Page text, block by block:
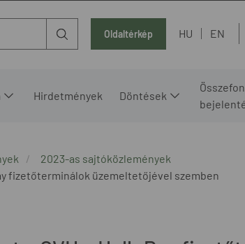
Oldaltérkép HU EN
Hirdetmények Döntések
2023-as sajtóközlemények
fizetőterminálok üzemeltetőjével szemben